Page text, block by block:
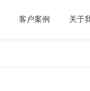
客户案例 关于